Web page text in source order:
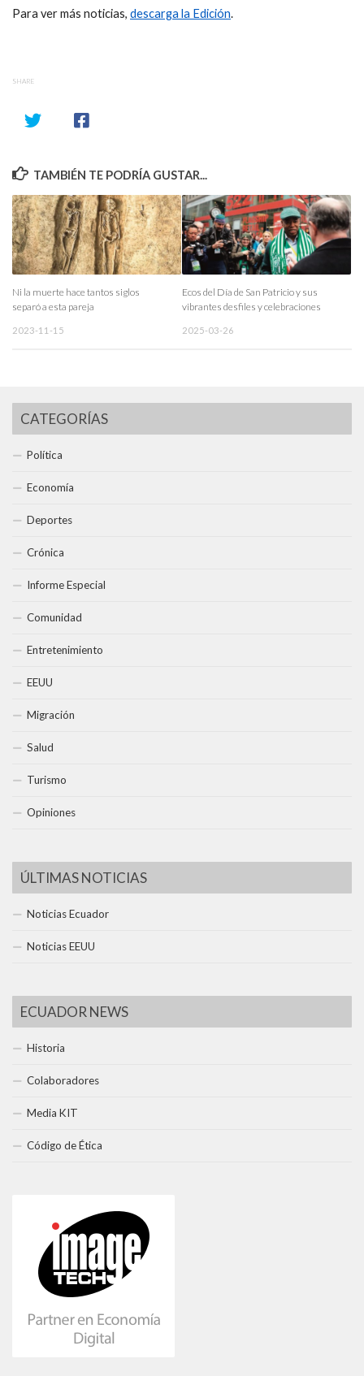
Para ver más noticias, descarga la Edición.
SHARE
TAMBIÉN TE PODRÍA GUSTAR...
Ni la muerte hace tantos siglos
separó a esta pareja
2023-11-15
Ecos del Día de San Patricio y sus
vibrantes desfiles y celebraciones
2025-03-26
CATEGORÍAS
Política
Economía
Deportes
Crónica
Informe Especial
Comunidad
Entretenimiento
EEUU
Migración
Salud
Turismo
Opiniones
ÚLTIMAS NOTICIAS
Noticias Ecuador
Noticias EEUU
ECUADOR NEWS
Historia
Colaboradores
Media KIT
Código de Ética